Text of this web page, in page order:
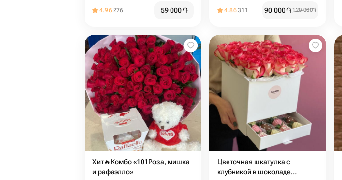
4.96276 59 000֏ 4.86311 90 000֏ 120 000֏
Хит🔥Комбо «101Роза, мишка
и рафаэлло»
Цветочная шкатулка с
клубникой в шоколаде